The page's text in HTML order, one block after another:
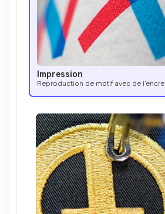
Impression
Reproduction de motif avec de l’encre.